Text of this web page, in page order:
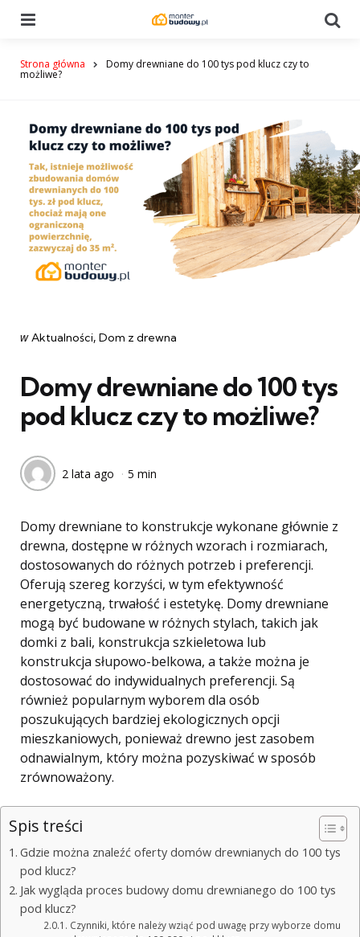
Strona główna Domy drewniane do 100 tys pod klucz czy to
możliwe?
Categories
post
w Aktualności Dom z drewna
Domy drewniane do 100 tys
pod klucz czy to możliwe?
2 lata ago 5 min
Domy drewniane to konstrukcje wykonane głównie z
drewna, dostępne w różnych wzorach i rozmiarach,
dostosowanych do różnych potrzeb i preferencji.
Oferują szereg korzyści, w tym efektywność
energetyczną, trwałość i estetykę. Domy drewniane
mogą być budowane w różnych stylach, takich jak
domki z bali, konstrukcja szkieletowa lub
konstrukcja słupowo-belkowa, a także można je
dostosować do indywidualnych preferencji. Są
również popularnym wyborem dla osób
poszukujących bardziej ekologicznych opcji
mieszkaniowych, ponieważ drewno jest zasobem
odnawialnym, który można pozyskiwać w sposób
zrównoważony.
Spis treści
Gdzie można znaleźć oferty domów drewnianych do 100 tys
pod klucz?
Jak wygląda proces budowy domu drewnianego do 100 tys
pod klucz?
Czynniki, które należy wziąć pod uwagę przy wyborze domu